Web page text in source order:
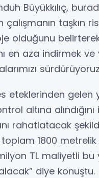
Büyükkılıç,
taşkın
olduğunu
en aza indirmek
eteklerinden gelen
altına
rahatlatacak
1800
TL maliyetli bu
diye konuştu.